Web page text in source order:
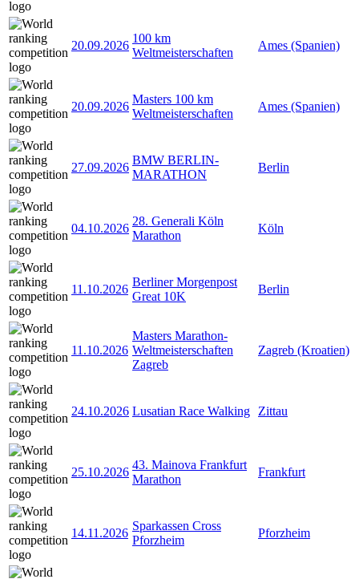
20.09.2026
100 km
Weltmeisterschaften
Ames (Spanien)
20.09.2026
Masters 100 km
Weltmeisterschaften
Ames (Spanien)
27.09.2026
BMW BERLIN-
MARATHON
Berlin
04.10.2026
28. Generali Köln
Marathon
Köln
11.10.2026
Berliner Morgenpost
Great 10K
Berlin
11.10.2026
Masters Marathon-
Weltmeisterschaften
Zagreb
Zagreb (Kroatien)
24.10.2026 Lusatian Race Walking Zittau
25.10.2026
43. Mainova Frankfurt
Marathon
Frankfurt
14.11.2026
Sparkassen Cross
Pforzheim
Pforzheim